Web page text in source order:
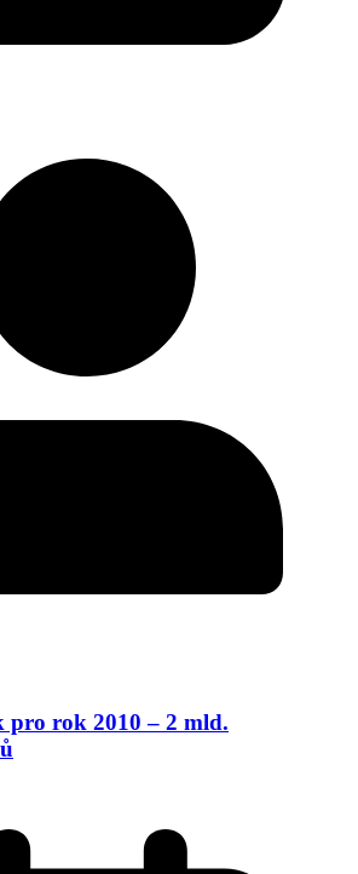
pro rok 2010 – 2 mld.